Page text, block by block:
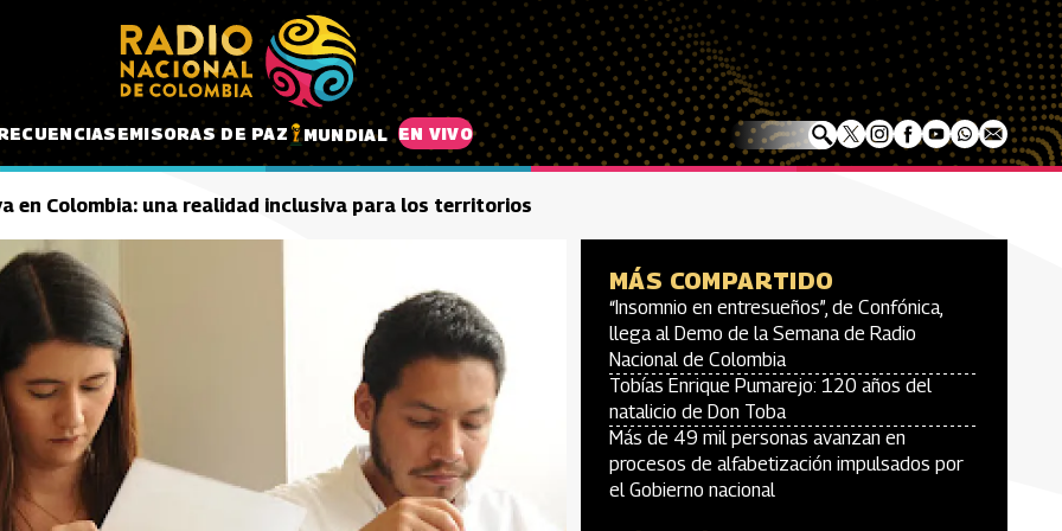
EMISORAS DE PAZ MUNDIAL EN VIVO
en Colombia: una realidad inclusiva para los territorios
MÁS COMPARTIDO
“Insomnio en entresueños”, de Confónica,
llega al Demo de la Semana de Radio
Nacional de Colombia
Tobías Enrique Pumarejo: 120 años del
natalicio de Don Toba
Más de 49 mil personas avanzan en
procesos de alfabetización impulsados por
el Gobierno nacional